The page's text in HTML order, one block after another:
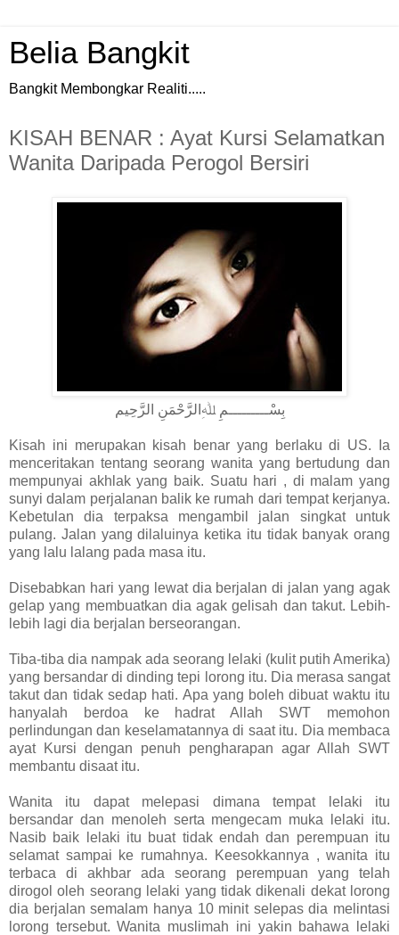
Belia Bangkit
Bangkit Membongkar Realiti.....
KISAH BENAR : Ayat Kursi Selamatkan
Wanita Daripada Perogol Bersiri
بِسْـــــــــمِ ﷲِالرَّحْمَنِ الرَّحِيم
Kisah ini merupakan kisah benar yang berlaku di US. Ia
menceritakan tentang seorang wanita yang bertudung dan
mempunyai akhlak yang baik. Suatu hari , di malam yang
sunyi dalam perjalanan balik ke rumah dari tempat kerjanya.
Kebetulan dia terpaksa mengambil jalan singkat untuk
pulang. Jalan yang dilaluinya ketika itu tidak banyak orang
yang lalu lalang pada masa itu.
Disebabkan hari yang lewat dia berjalan di jalan yang agak
gelap yang membuatkan dia agak gelisah dan takut. Lebih-
lebih lagi dia berjalan berseorangan.
Tiba-tiba dia nampak ada seorang lelaki (kulit putih Amerika)
yang bersandar di dinding tepi lorong itu. Dia merasa sangat
takut dan tidak sedap hati. Apa yang boleh dibuat waktu itu
hanyalah berdoa ke hadrat Allah SWT memohon
perlindungan dan keselamatannya di saat itu. Dia membaca
ayat Kursi dengan penuh pengharapan agar Allah SWT
membantu disaat itu.
Wanita itu dapat melepasi dimana tempat lelaki itu
bersandar dan menoleh serta mengecam muka lelaki itu.
Nasib baik lelaki itu buat tidak endah dan perempuan itu
selamat sampai ke rumahnya. Keesokkannya , wanita itu
terbaca di akhbar ada seorang perempuan yang telah
dirogol oleh seorang lelaki yang tidak dikenali dekat lorong
dia berjalan semalam hanya 10 minit selepas dia melintasi
lorong tersebut. Wanita muslimah ini yakin bahawa lelaki